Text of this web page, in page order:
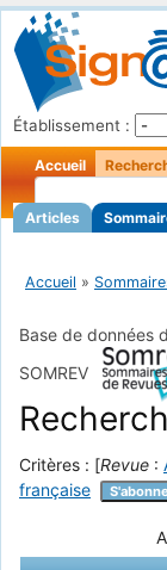
Établissement :
Accueil
Articles
Accueil »
Base de données
SOMREV
Critères : [Revue :
française